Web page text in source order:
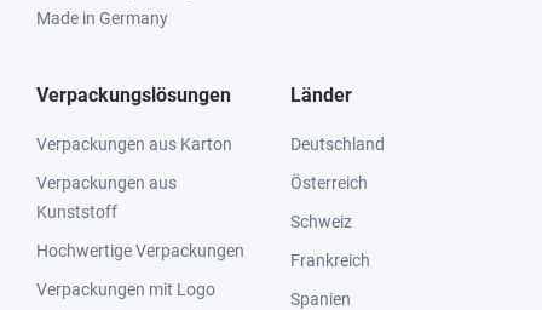
Made in Germany
Verpackungslösungen
Verpackungen aus Karton
Verpackungen aus
Kunststoff
Hochwertige Verpackungen
Verpackungen mit Logo
Länder
Deutschland
Österreich
Schweiz
Frankreich
Spanien